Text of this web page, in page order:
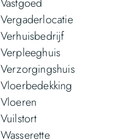
Vergaderlocatie
Verhuisbedrijf
Verpleeghuis
Verzorgingshuis
Vloerbedekking
Vloeren
Vuilstort
Wasserette